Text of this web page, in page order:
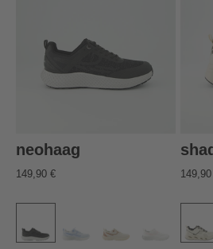
neohaag
149,90 €